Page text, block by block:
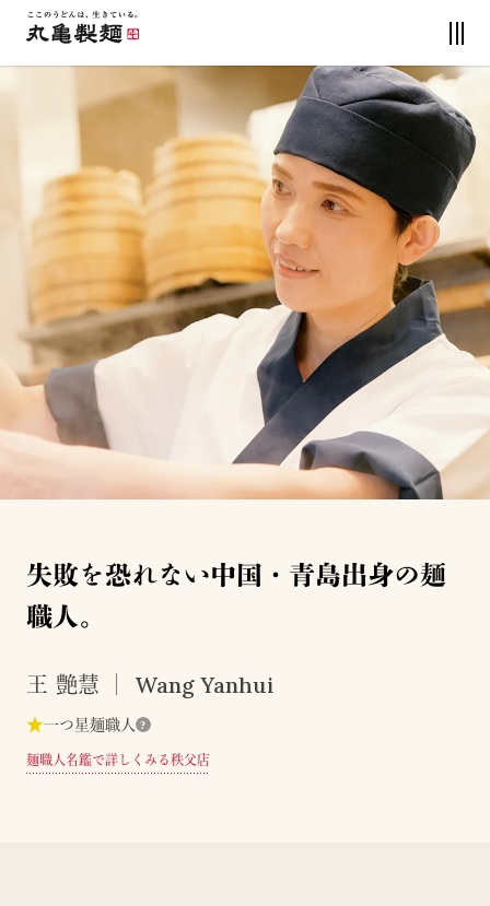
失敗を恐れない中国・青島出身の麺
職人。
王 艶慧 Wang Yanhui
★一つ星麺職人 ?
麺職人名鑑で詳しくみる秩父店